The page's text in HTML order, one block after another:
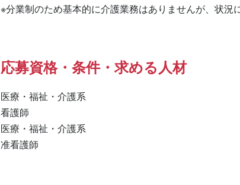
※分業制のため基本的に介護業務はありませんが、状
応募資格・条件・求める人材
医療・福祉・介護系
看護師
医療・福祉・介護系
准看護師